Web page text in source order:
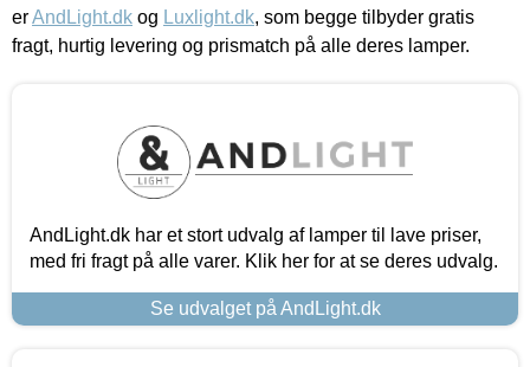
erAndLight.dk og Luxlight.dk, som begge tilbyder gratis
fragt, hurtig levering og prismatch på alle deres lamper.
AndLight.dk har et stort udvalg af lamper til lave priser,
med fri fragt på alle varer. Klik her for at se deres udvalg.
Se udvalget på AndLight.dk